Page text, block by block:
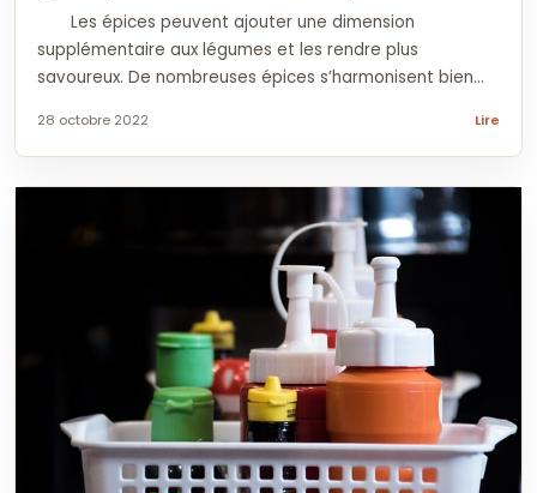
Les épices peuvent ajouter une dimension
supplémentaire aux légumes et les rendre plus
savoureux. De nombreuses épices s’harmonisent bien...
28 octobre 2022 Lire